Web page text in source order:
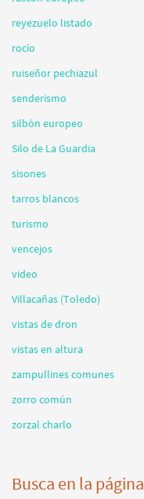
reyezuelo listado
rocío
ruiseñor pechiazul
senderismo
silbón europeo
Silo de La Guardia
sisones
tarros blancos
turismo
vencejos
video
Villacañas (Toledo)
vistas de dron
vistas en altura
zampullines comunes
zorro común
zorzal charlo
Busca en la página